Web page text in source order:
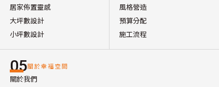
居家佈置靈感
大坪數設計
小坪數設計
風格營造
預算分配
施工流程
05關於幸福空間
關於我們